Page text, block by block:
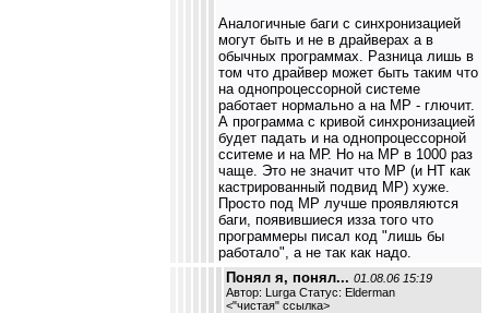
Аналогичные баги с синхронизацией
могут быть и не в драйверах а в
обычных программах. Разница лишь в
том что драйвер может быть таким что
на однопроцессорной системе
работает нормально а на МР - глючит.
А программа с кривой синхронизацией
будет падать и на однопроцессорной
сситеме и на МР. Но на МР в 1000 раз
чаще. Это не значит что МР (и НТ как
кастрированный подвид МР) хуже.
Просто под МР лучше проявляются
баги, появившиеся изза того что
программеры писал код "лишь бы
работало", а не так как надо.
Понял я, понял... 01.08.06 15:19
Автор: Lurga Статус: Elderman
<"чистая" ссылка>